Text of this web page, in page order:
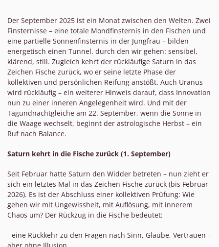
Der September 2025 ist ein Monat zwischen den Welten. Zwei
Finsternisse – eine totale Mondfinsternis in den Fischen und
eine partielle Sonnenfinsternis in der Jungfrau – bilden
energetisch einen Tunnel, durch den wir gehen: sensibel,
klärend, still. Zugleich kehrt der rückläufige Saturn in das
Zeichen Fische zurück, wo er seine letzte Phase der
kollektiven und persönlichen Reifung anstößt. Auch Uranus
wird rückläufig – ein weiterer Hinweis darauf, dass Innovation
nun zu einer inneren Angelegenheit wird. Und mit der
Tagundnachtgleiche am 22. September, wenn die Sonne in
die Waage wechselt, beginnt der astrologische Herbst – ein
Ruf nach Balance.
Saturn kehrt in die Fische zurück (1. September)
Seit Februar hatte Saturn den Widder betreten – nun zieht er
sich ein letztes Mal in das Zeichen Fische zurück (bis Februar
2026). Es ist der Abschluss einer kollektiven Prüfung: Wie
gehen wir mit Ungewissheit, mit Auflösung, mit innerem
Chaos um? Der Rückzug in die Fische bedeutet:
- eine Rückkehr zu den Fragen nach Sinn, Glaube, Vertrauen –